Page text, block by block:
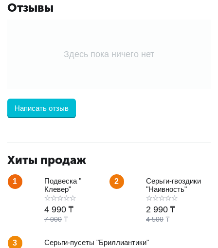
Отзывы
Здесь пока ничего нет
Написать отзыв
Хиты продаж
1
Подвеска "
Клевер"
7 000 ₸
4 990 ₸
2
Серьги-гвоздики
"Наивность"
4 500 ₸
2 990 ₸
3 Серьги-пусеты "Бриллиантики"